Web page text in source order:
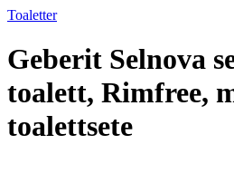
Toaletter
Geberit Selnova
toalett, Rimfree,
toalettsete